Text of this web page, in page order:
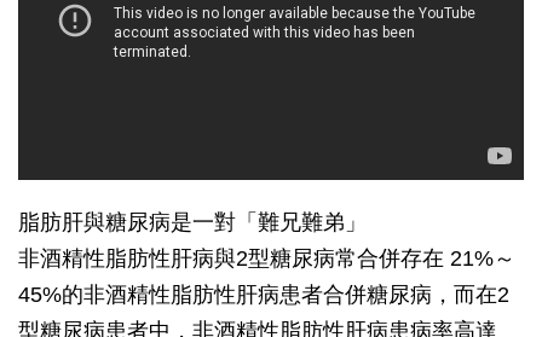
脂肪肝與糖尿病是一對「難兄難弟」
非酒精性脂肪性肝病與2型糖尿病常合併存在 21%～
45%的非酒精性脂肪性肝病患者合併糖尿病，而在2
型糖尿病患者中，非酒精性脂肪性肝病患病率高達